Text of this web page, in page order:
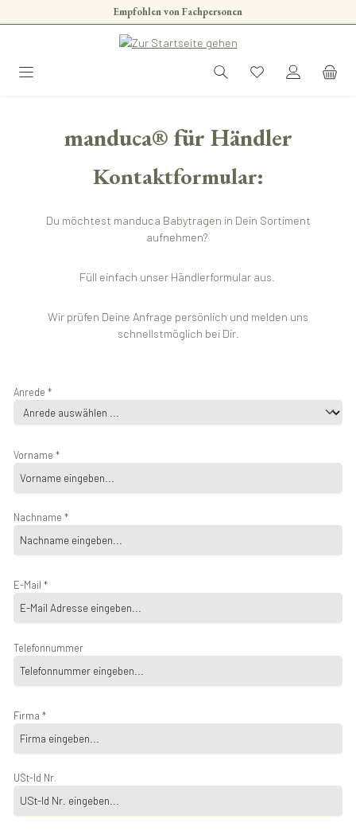
Zum Hauptinhalt springenEmpfohlen von Fachpersonen
manduca® für Händler
Kontaktformular:
Du möchtest manduca Babytragen in Dein Sortiment
aufnehmen?
Füll einfach unser Händlerformular aus.
Wir prüfen Deine Anfrage persönlich und melden uns
schnellstmöglich bei Dir.
Anrede *
Vorname *
Nachname *
E-Mail *
Telefonnummer
Firma *
USt-Id Nr.